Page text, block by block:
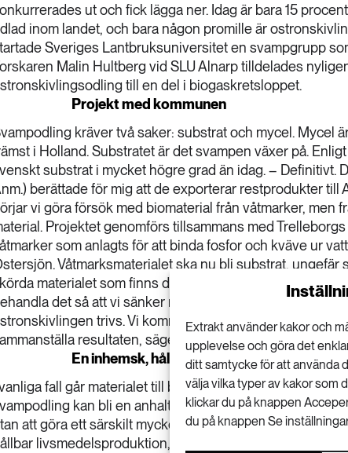
Extrakt använder kakor och
upplevelse och göra det
ditt samtycke för att använda
välja vilka typer av kakor som
klickar du på knappen
du på knappen Se
ut och fick lägga ner. Idag är bara 15
inom landet, och bara någon promille är
Sveriges Lantbruksuniversitet en svampgrupp
Malin Hultberg vid SLU Alnarp tilldelades
till en del i biogaskretsloppet.
Projekt med kommunen
kräver två saker: substrat och mycel. Mycel
i Holland. Substratet är det svampen växer på.
substrat i mycket högre grad än idag. – Definitivt.
berättade för mig att de exporterar restprodukter till
vi göra försök med biomaterial från våtmarker, men
Projektet genomförs tillsammans med
som anlagts för att binda fosfor och kväve ur
Våtmarksmaterialet ska nu bli substrat, ungefär
materialet som finns där – vass, kaveldun och
det så att vi sänker mängden av andra
trivs. Vi kommer provodla några gånger
resultaten, säger Malin Hultberg.
En inhemsk, hållbar livsmedelsproduktion
vanliga fall går materialet till biogasanläggningar efter
kan bli en anhalt före biogas. – På så vis
att göra ett särskilt mycket större klimatavtryck.
livsmedelsproduktion, säger hon och tillägger: –